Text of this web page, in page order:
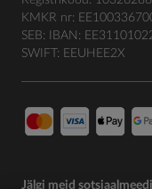
KMKR nr:
SEB: IBAN:
SWIFT: EEUHEE2X
Jälgi meid